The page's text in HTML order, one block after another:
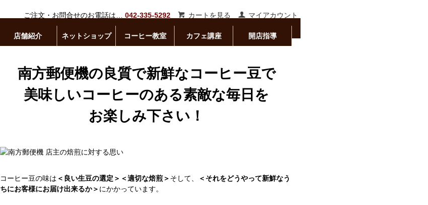
ご注文・お問合せのお電話は… 042-335-5292 カートを見る
マイアカウント
店舗紹介
ネットショップ コーヒー教室 カフェ講座 開店指導
南方郵便機の良質で新鮮なコーヒー豆で
美味しいコーヒーのある素敵な毎日を
お楽しみ下さい！
コーヒー豆の味は ＜良い生豆の選定＞＜適切な焙煎＞ そして、
＜それをどうやって新鮮なう
ちにお客様にお届け出来るか＞ にかかっています。